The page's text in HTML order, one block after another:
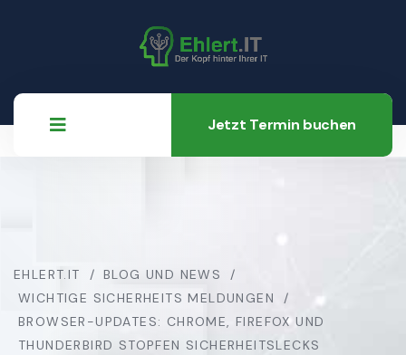
Jetzt Termin buchen
EHLERT.IT
BLOG UND NEWS
WICHTIGE SICHERHEITS MELDUNGEN
BROWSER-UPDATES: CHROME, FIREFOX UND
THUNDERBIRD STOPFEN SICHERHEITSLECKS